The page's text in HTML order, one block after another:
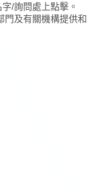
/詢問處上點擊。
門及有關機構提供和